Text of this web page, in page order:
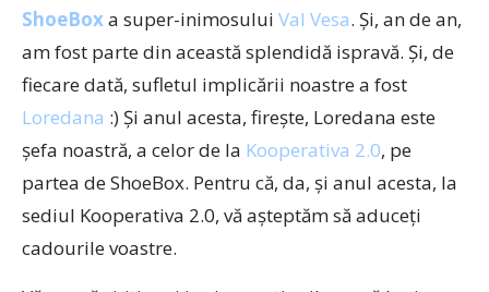
ShoeBoxa super-inimosului Val Vesa. Și, an de an,
am fost parte din această splendidă ispravă. Și, de
fiecare dată, sufletul implicării noastre a fost
Loredana :) Și anul acesta, firește, Loredana este
șefa noastră, a celor de la Kooperativa 2.0, pe
partea de ShoeBox. Pentru că, da, și anul acesta, la
sediul Kooperativa 2.0, vă așteptăm să aduceți
cadourile voastre.